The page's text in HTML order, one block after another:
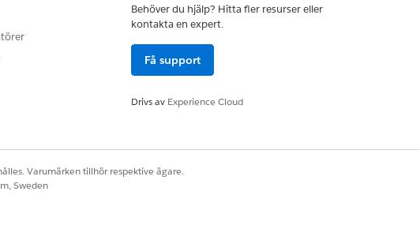
och konfigurera delningsinställningar för att
av produkt-ID:n utan att uppdatera
om servicebegäranden på postsidan
Behöver du hjälp? Hitta fler resurser eller
kontakta en expert.
Få support
Drivs av Experience Cloud
Varumärken tillhör respektive ägare.
Sweden